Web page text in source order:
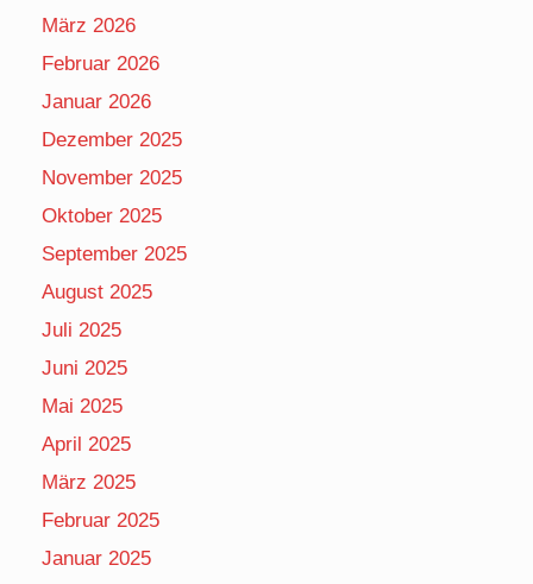
März 2026
Februar 2026
Januar 2026
Dezember 2025
November 2025
Oktober 2025
September 2025
August 2025
Juli 2025
Juni 2025
Mai 2025
April 2025
März 2025
Februar 2025
Januar 2025